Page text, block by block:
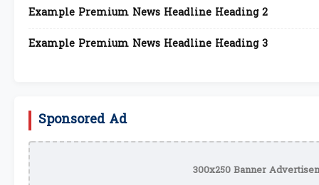
Example Premium News Headline Heading 2
Example Premium News Headline Heading 3
Sponsored Ad
300x250 Banner